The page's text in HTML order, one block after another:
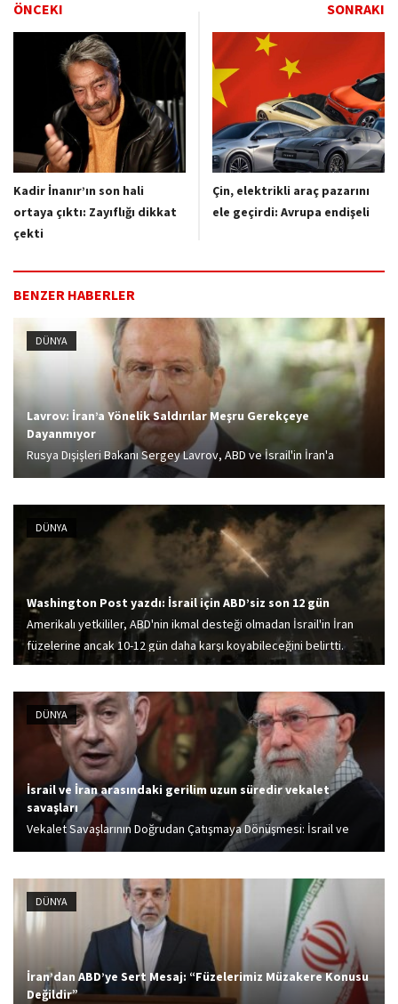
ÖNCEKI SONRAKI
Kadir İnanır’ın son hali
ortaya çıktı: Zayıflığı dikkat
çekti
Çin, elektrikli araç pazarını
ele geçirdi: Avrupa endişeli
BENZER HABERLER
DÜNYA
Lavrov: İran’a Yönelik Saldırılar Meşru Gerekçeye
Dayanmıyor
Rusya Dışişleri Bakanı Sergey Lavrov, ABD ve İsrail'in İran'a
yönelik saldırılarının gerekçesi olarak sunulan nükleer silah
herhangi bir kanıt görmediklerini bildirdi.
DÜNYA
Washington Post yazdı: İsrail için ABD’siz son 12 gün
Amerikalı yetkililer, ABD'nin ikmal desteği olmadan İsrail'in İran
füzelerine ancak 10-12 gün daha karşı koyabileceğini belirtti.
Ayrıca İsrail'in füze kalkanı sisteminde ciddi bir yıpranma ve stok
tükenmesi yaşadığı da ifade...
DÜNYA
İsrail ve İran arasındaki gerilim uzun süredir vekalet
savaşları
Vekalet Savaşlarının Doğrudan Çatışmaya Dönüşmesi: İsrail ve
İran arasındaki gerilim uzun süredir vekalet savaşları (Hizbullah,
devam etmekteydi. Doğrudan bir savaş, bu vekalet savaşlarının...
DÜNYA
İran’dan ABD’ye Sert Mesaj: “Füzelerimiz Müzakere Konusu
Değildir”